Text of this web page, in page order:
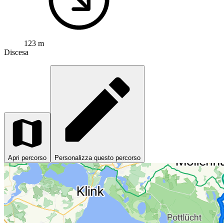
123 m
Discesa
Apri percorso Personalizza questo percorso